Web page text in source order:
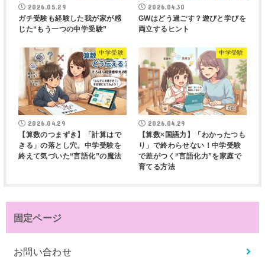
2026.05.29
ガチ受験も経験した我が家が感
じた“もう一つの中学受験”
2026.04.30
GWはどう過ごす？遊びと学びを
両立するヒント
中学受験
2026.04.29
【算数のつまずき】「計算はで
きる」の落とし穴。中学受験を
終えて気づいた“言語化”の魔法
中学受験
2026.04.29
【算数×国語力】「わかったつも
り」で終わらせない！中学受験
で差がつく“言語化力”を家庭で
育てる方法
固定ページ
お問い合わせ